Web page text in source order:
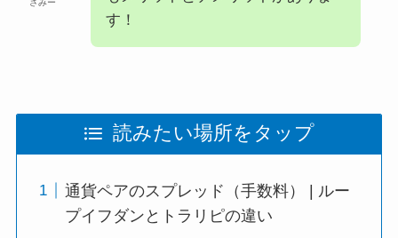
さみー
す！
読みたい場所をタップ
通貨ペアのスプレッド（手数料） | ルー
プイフダンとトラリピの違い